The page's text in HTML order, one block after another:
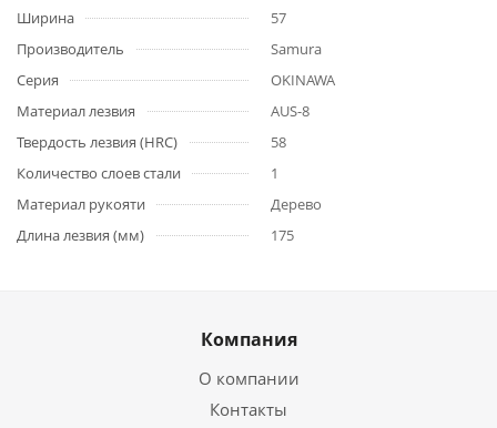
Ширина
57
Производитель
Samura
Серия
OKINAWA
Материал лезвия
AUS-8
Твердость лезвия (HRC)
58
Количество слоев стали
1
Материал рукояти
Дерево
Длина лезвия (мм)
175
Компания
О компании
Контакты